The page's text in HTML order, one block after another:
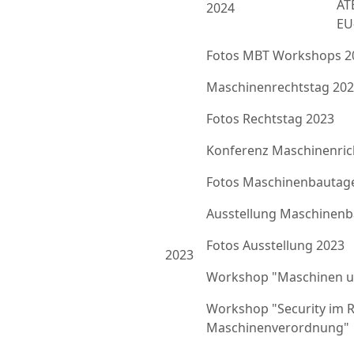
2024
Fotos MBT Workshops
2023
Maschinenrechtstag
Fotos Rechtstag 2023
Konferenz
Fotos
Ausstellung
Fotos Ausstellung 2023
Workshop "Maschinen
Workshop "Security im
Maschinenverordnung"